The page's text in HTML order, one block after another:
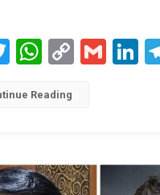
Twitter
WhatsApp
Copy
Reading